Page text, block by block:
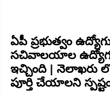
ఏపీ ప్రభుత్వం
సచివాలయాల
ఇచ్చింది | నెలాఖరు
పూర్తి చేయాలని